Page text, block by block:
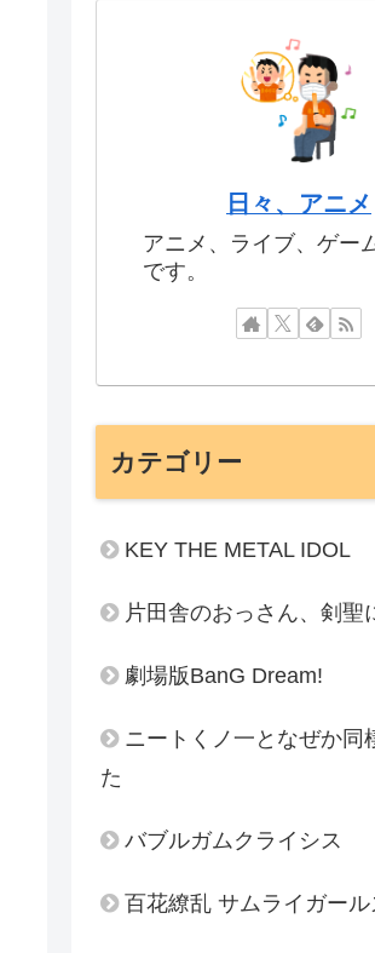
日々、アニメ
アニメ、ライブ、ゲー
です。
カテゴリー
KEY THE METAL IDOL
片田舎のおっさん、剣聖
劇場版BanG Dream!
ニートくノ一となぜか同
た
バブルガムクライシス
百花繚乱 サムライガール